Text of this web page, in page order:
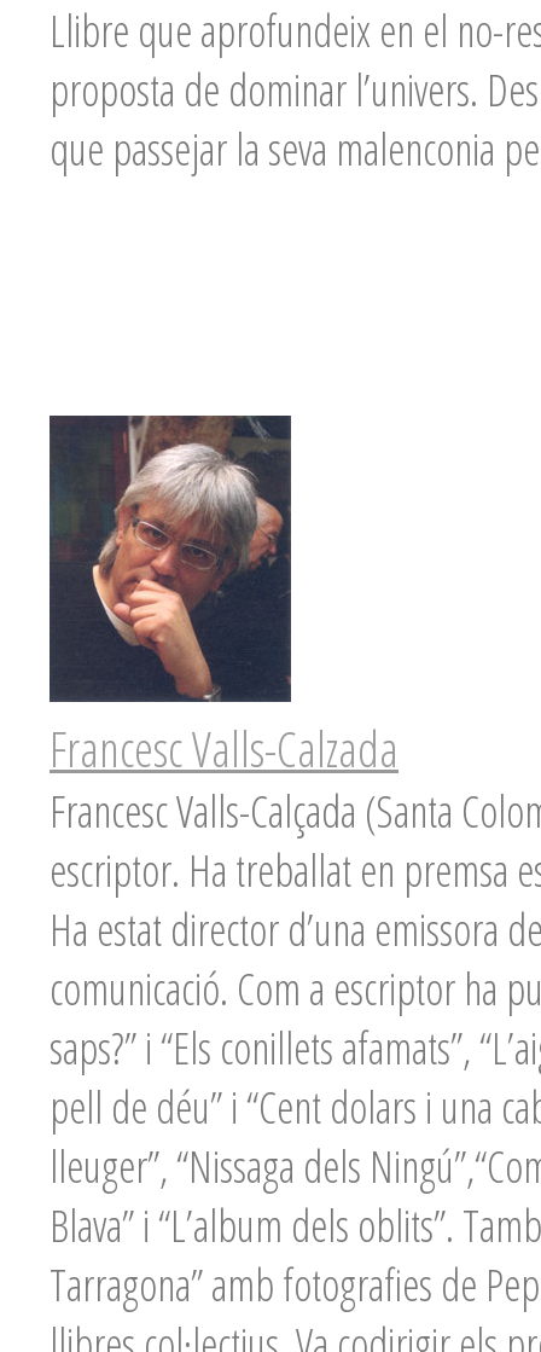
Llibre que aprofundeix en el no-
proposta de dominar l’univers.
que passejar la seva malenconia
Francesc Valls-Calzada
Francesc Valls-Calçada (Santa
escriptor. Ha treballat en premsa
Ha estat director d’una emissora
comunicació. Com a escriptor ha
saps?” i “Els conillets afamats”,
pell de déu” i “Cent dolars i una
lleuger”, “Nissaga dels
Blava” i “L’album dels oblits”.
Tarragona” amb fotografies de